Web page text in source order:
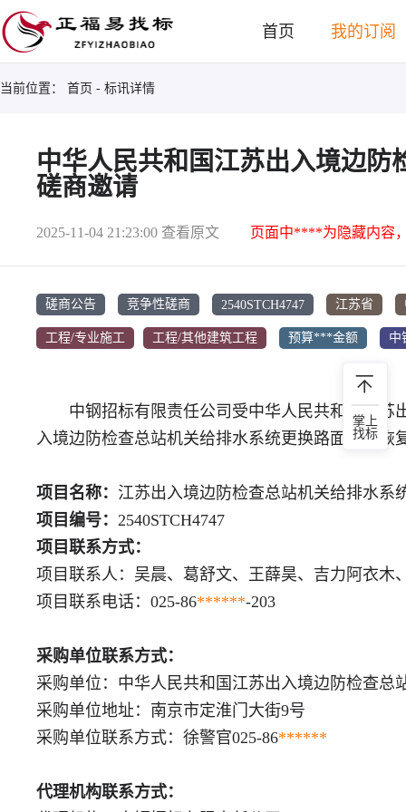
首页 我的订阅
当前位置： 首页 - 标讯详情
中华人民共和国江苏出入境边
磋商邀请
2025-11-04 21:23:00 查看原文 页面中****为隐藏内容
磋商公告 竞争性磋商 2540STCH4747 江苏省
工程/专业施工 工程/其他建筑工程 预算***金额 中
中钢招标有限责任公司受中华人民共和国江苏
入境边防检查总站机关给排水系统更换路面维修
项目名称： 江苏出入境边防检查总站机关给排水系
项目编号： 2540STCH4747
项目联系方式：
项目联系人：吴晨、葛舒文、王薛昊、吉力阿衣木
项目联系电话：025-86******-203
采购单位联系方式：
采购单位：中华人民共和国江苏出入境边防检查总
采购单位地址：南京市定淮门大街9号
采购单位联系方式：徐警官025-86******
代理机构联系方式：
掌上
找标